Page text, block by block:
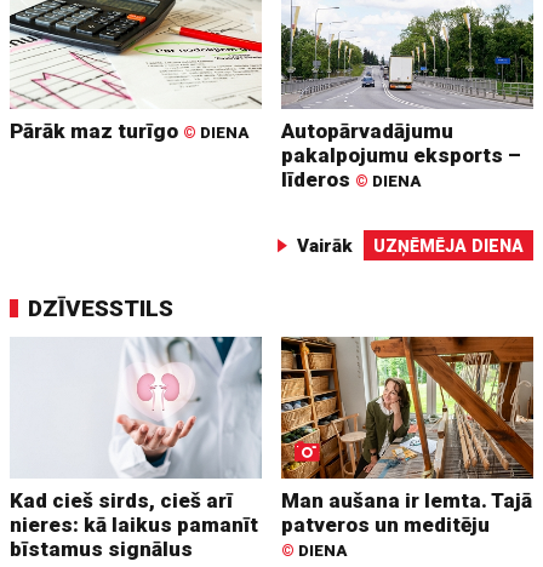
Pārāk maz turīgo © DIENA
Autopārvadājumu
pakalpojumu eksports –
līderos © DIENA
Vairāk UZŅĒMĒJA DIENA
DZĪVESSTILS
Kad cieš sirds, cieš arī
nieres: kā laikus pamanīt
bīstamus signālus
Man aušana ir lemta. Tajā
patveros un meditēju
© DIENA